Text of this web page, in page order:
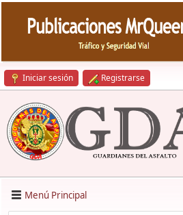
Iniciar sesión Registrarse
Menú Principal